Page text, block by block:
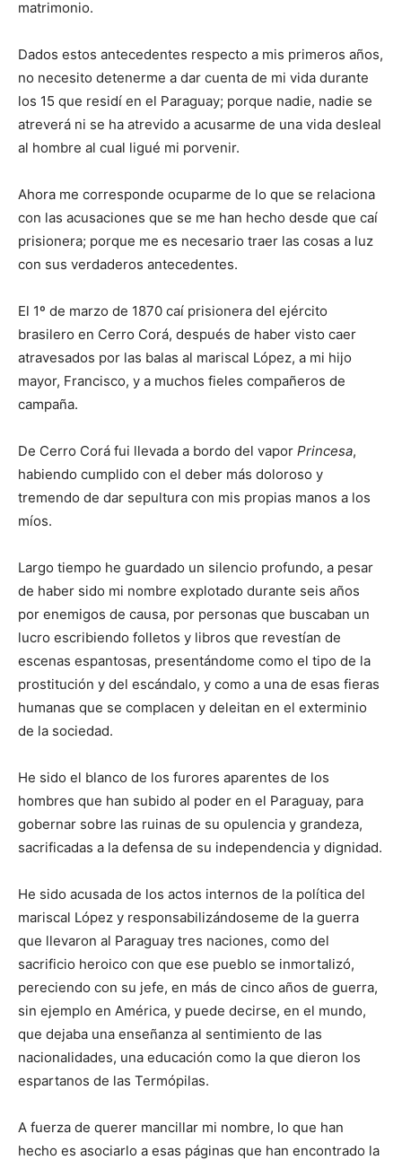
matrimonio.
Dados estos antecedentes respecto a mis primeros años,
no necesito detenerme a dar cuenta de mi vida durante
los 15 que residí en el Paraguay; porque nadie, nadie se
atreverá ni se ha atrevido a acusarme de una vida desleal
al hombre al cual ligué mi porvenir.
Ahora me corresponde ocuparme de lo que se relaciona
con las acusaciones que se me han hecho desde que caí
prisionera; porque me es necesario traer las cosas a luz
con sus verdaderos antecedentes.
El 1º de marzo de 1870 caí prisionera del ejército
brasilero en Cerro Corá, después de haber visto caer
atravesados por las balas al mariscal López, a mi hijo
mayor, Francisco, y a muchos fieles compañeros de
campaña.
De Cerro Corá fui llevada a bordo del vapor Princesa,
habiendo cumplido con el deber más doloroso y
tremendo de dar sepultura con mis propias manos a los
míos.
Largo tiempo he guardado un silencio profundo, a pesar
de haber sido mi nombre explotado durante seis años
por enemigos de causa, por personas que buscaban un
lucro escribiendo folletos y libros que revestían de
escenas espantosas, presentándome como el tipo de la
prostitución y del escándalo, y como a una de esas fieras
humanas que se complacen y deleitan en el exterminio
de la sociedad.
He sido el blanco de los furores aparentes de los
hombres que han subido al poder en el Paraguay, para
gobernar sobre las ruinas de su opulencia y grandeza,
sacrificadas a la defensa de su independencia y dignidad.
He sido acusada de los actos internos de la política del
mariscal López y responsabilizándoseme de la guerra
que llevaron al Paraguay tres naciones, como del
sacrificio heroico con que ese pueblo se inmortalizó,
pereciendo con su jefe, en más de cinco años de guerra,
sin ejemplo en América, y puede decirse, en el mundo,
que dejaba una enseñanza al sentimiento de las
nacionalidades, una educación como la que dieron los
espartanos de las Termópilas.
A fuerza de querer mancillar mi nombre, lo que han
hecho es asociarlo a esas páginas que han encontrado la